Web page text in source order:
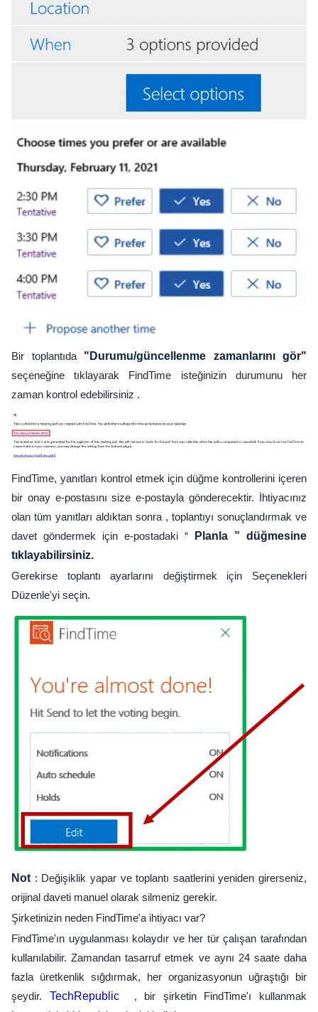
Bir toplantıda "Durumu/güncellenme zamanlarını gör"
seçeneğine tıklayarak FindTime isteğinizin durumunu her
zaman kontrol edebilirsiniz .
FindTime, yanıtları kontrol etmek için düğme kontrollerini içeren
bir onay e-postasını size e-postayla gönderecektir. İhtiyacınız
olan tüm yanıtları aldıktan sonra , toplantıyı sonuçlandırmak ve
davet göndermek için e-postadaki “
Planla ” düğmesine
tıklayabilirsiniz.
Gerekirse toplantı ayarlarını değiştirmek için Seçenekleri
Düzenle'yi seçin.
Not : Değişiklik yapar ve toplantı saatlerini yeniden girerseniz,
orijinal daveti manuel olarak silmeniz gerekir.
Şirketinizin neden FindTime'a ihtiyacı var?
FindTime'ın uygulanması kolaydır ve her tür çalışan tarafından
kullanılabilir. Zamandan tasarruf etmek ve aynı 24 saate daha
fazla üretkenlik sığdırmak, her organizasyonun uğraştığı bir
şeydir. TechRepublic, bir şirketin FindTime'ı kullanmak